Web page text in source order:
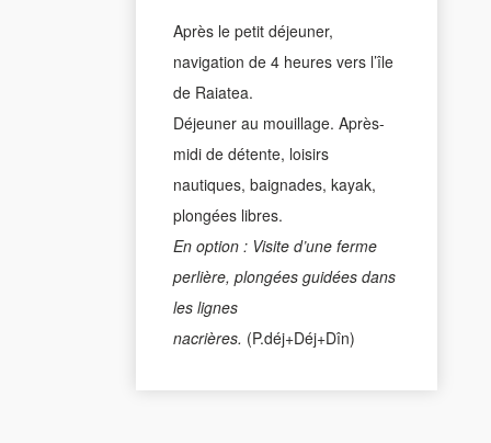
Après le petit déjeuner,
navigation de 4 heures vers l’île
de Raiatea.
Déjeuner au mouillage. Après-
midi de détente, loisirs
nautiques, baignades, kayak,
plongées libres.
En option : Visite d’une ferme
perlière, plongées guidées dans
les lignes
nacrières. (P.déj+Déj+Dîn)